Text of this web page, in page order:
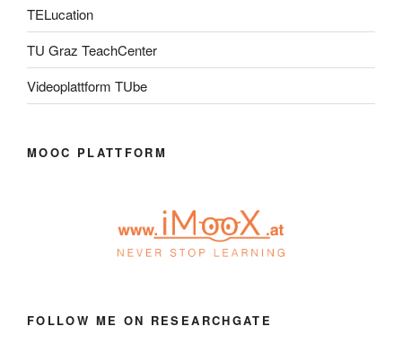
TELucation
TU Graz TeachCenter
Videoplattform TUbe
MOOC PLATTFORM
FOLLOW ME ON RESEARCHGATE